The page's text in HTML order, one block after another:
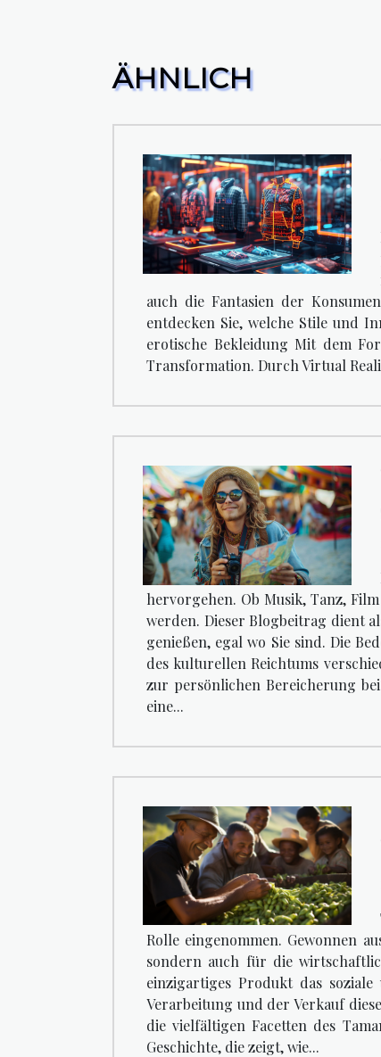
ÄHNLICH
auch die Fantasien der
entdecken Sie, welche Stile und
erotische Bekleidung Mit dem
Transformation. Durch Virtual
hervorgehen. Ob Musik, Tanz,
werden. Dieser Blogbeitrag dient
genießen, egal wo Sie sind. Die
des kulturellen Reichtums
zur persönlichen Bereicherung
eine...
Rolle eingenommen. Gewonnen
sondern auch für die
einzigartiges Produkt das
Verarbeitung und der Verkauf
die vielfältigen Facetten des
Geschichte, die zeigt, wie...